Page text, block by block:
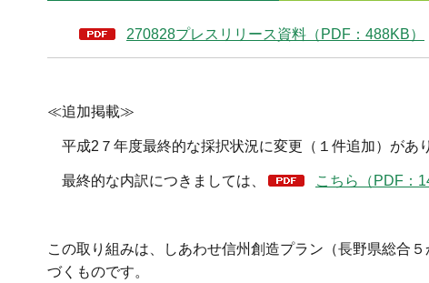
270828プレスリリース資料（PDF：488KB）
≪追加掲載≫
平成2７年度最終的な採択状況に変更（１件追加）があ
最終的な内訳につきましては、 こちら（PDF：
この取り組みは、しあわせ信州創造プラン（長野県総合
づくものです。